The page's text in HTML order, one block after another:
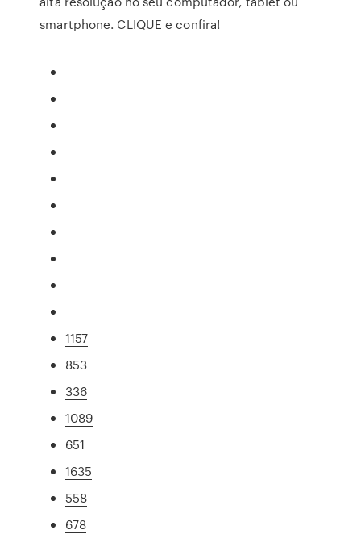
smartphone. CLIQUE e confira!
1157
853
336
1089
651
1635
558
678